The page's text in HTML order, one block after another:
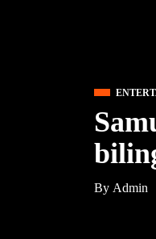
By Admin